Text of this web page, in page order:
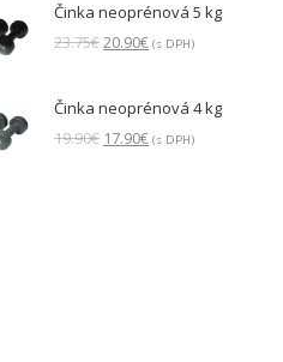
89.90€.84.40€.
Činka neoprénová 5 kg
23.75€ Pôvodná
23.75€.
20.90€Aktuálna
20.90€.
(s DPH)
Činka neoprénová 4 kg
19.90€ Pôvodná
17.90€Aktuálna
(s DPH)